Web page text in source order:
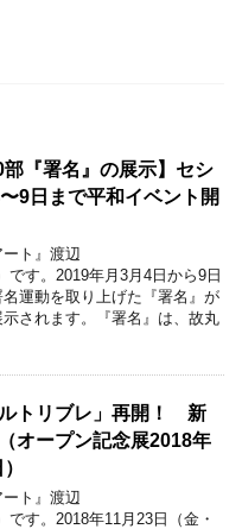
部『署名』の展示】セシ
9日まで平和イベント開
ート』渡辺
です。2019年月3月4日から9日
運動を取り上げた『署名』が
されます。『署名』は、故丸
トリブレ」再開！ 新
オープン記念展2018年
ート』渡辺
です。2018年11月23日（金・